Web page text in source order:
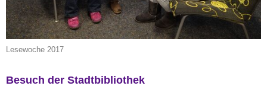
Lesewoche 2017
Besuch der Stadtbibliothek